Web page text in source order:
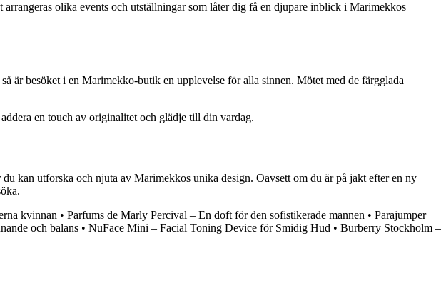
olika events och utställningar som låter dig få en djupare inblick i Marimekkos
är besöket i en Marimekko-butik en upplevelse för alla sinnen. Mötet med de färgglada
en touch av originalitet och glädje till din vardag.
kan utforska och njuta av Marimekkos unika design. Oavsett om du är på jakt efter en ny
kvinnan • Parfums de Marly Percival – En doft för den sofistikerade mannen • Parajumper
och balans • NuFace Mini – Facial Toning Device för Smidig Hud • Burberry Stockholm –